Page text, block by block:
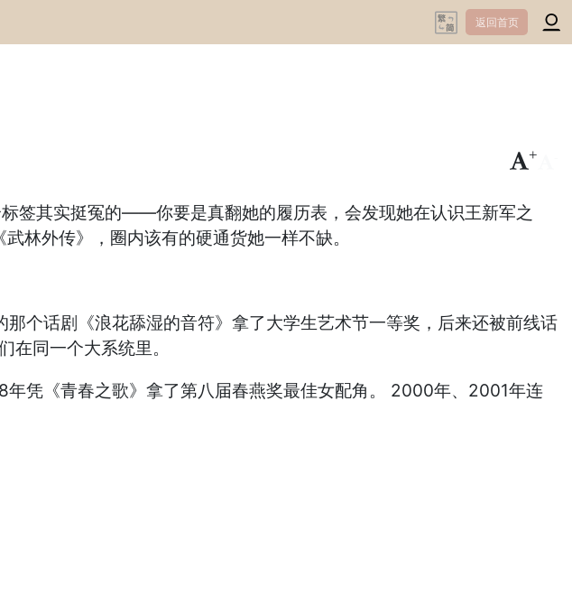
返回首页
+
签其实挺冤的——你要是真翻她的履历表，会发现她在认识王新军之
林外传》，圈内该有的硬通货她一样不缺。
个话剧《浪花舔湿的音符》拿了大学生艺术节一等奖，后来还被前线话
在同一个大系统里。
凭《青春之歌》拿了第八届春燕奖最佳女配角。 2000年、2001年连